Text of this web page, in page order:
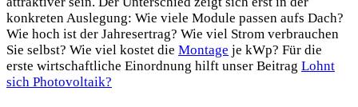
konkreten Auslegung: Wie viele Module passen aufs Dach?
Wie hoch ist der Jahresertrag? Wie viel Strom verbrauchen
Sie selbst? Wie viel kostet die Montage je kWp? Für die
erste wirtschaftliche Einordnung hilft unser Beitrag Lohnt
sich Photovoltaik?